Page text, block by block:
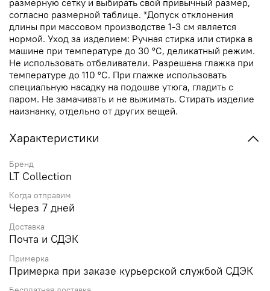
размерную сетку и выбирать свой привычный размер,
согласно размерной таблице. *Допуск отклонения
длины при массовом производстве 1-3 см является
нормой. Уход за изделием: Ручная стирка или стирка в
машине при температуре до 30 °C, деликатный режим.
Не использовать отбеливатели. Разрешена глажка при
температуре до 110 °C. При глажке использовать
специальную насадку на подошве утюга, гладить с
паром. Не замачивать и не выжимать. Стирать изделие
наизнанку, отдельно от других вещей.
Характеристики
Бренд
LT Collection
Когда отправим
Через 7 дней
Доставка
Почта и СДЭК
Примерка
Примерка при заказе курьерской службой СДЭК